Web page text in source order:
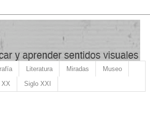
Literatura Miradas Museo
XX Siglo XXI